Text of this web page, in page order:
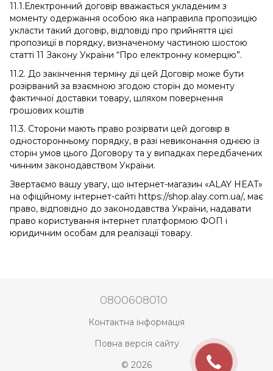
11.1.Електронний договір вважається укладеним з
моменту одержання особою яка направила пропозицію
укласти такий договір, відповіді про прийняття цієї
пропозиції в порядку, визначеному частиною шостою
статті 11 Закону України “Про електронну комерцію”.
11.2. До закінчення терміну дії цей Договір може бути
розірваний за взаємною згодою сторін до моменту
фактичної доставки товару, шляхом повернення
грошових коштів
11.3. Сторони мають право розірвати цей договір в
односторонньому порядку, в разі невиконання однією із
сторін умов цього Договору та у випадках передбачених
чинним законодавством України.
Звертаємо вашу увагу, що інтернет-магазин «ALAY HEAT»
на офіційному інтернет-сайті https://shop.alay.com.ua/, має
право, відповідно до законодавства України, надавати
право користування інтернет платформою ФОП і
юридичним особам для реалізації товару.
0800608010
Контактна інформація
Повна версія сайту
© 2026